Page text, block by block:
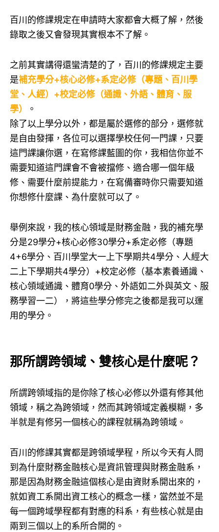
百川的修課規定在申請時大家都會大概了解，然後
錄取之後又會發現其實根本不了解。
之前其實講得還蠻清楚的了，百川的修課規定主要
是補充學分+核心必修+系定必修（專題、百川學
堂、人經）+校定必修（通識、外語、體育、服
學）
。
除了以上學分以外，都是屬於選修的部分，選修就
是自由發揮，各位可以選擇學校任何一門課，只要
這門課讓你選，在寫修課藍圖的你，我相信你並不
需要知道這門課會不會被擋修、適合哪一個年級
修、需要什麼前提能力，在寫備審時你只需要知道
你想修什麼課、為什麼就可以了。
舉例來說，我的核心領域是財務金融，我的補充學
分是29學分+核心必修30學分+系定必修（專題
4+6學分、百川學堂大一上下學期共4學分、人經大
二上下學期共4學分）+校定必修（基本素養通識、
核心領域通識、體育0學分、外語如二外與英文、服
務學習一二），將這些學分修完之後都是我可以運
用的學分。
那所謂跨領域、雙核心是什麼呢？
所謂跨領域指的是你除了核心必修以外還有修其他
領域，稱之為跨領域，然而其跨領域定義模糊，多
半就是有修另一個核心的課程就稱為跨領域。
百川的修課其實都是跨領域學程，所以今天有人問
到為什麼財務金融核心是資訊管理與財務金融系，
那是因為財務金融這個核心是由資財系開出來的，
就如資工系開出資工核心的概念一樣，當然並不是
每一個跨域學程都有對應的科系，有些核心就是由
兩到三個以上的系所合開的。